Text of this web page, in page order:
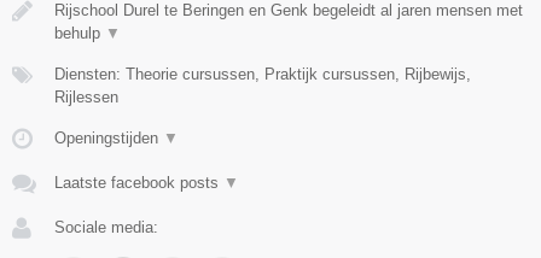
Rijschool Durel te Beringen en Genk begeleidt al jaren mensen met
behulp ▼
Diensten: Theorie cursussen, Praktijk cursussen, Rijbewijs,
Rijlessen
Openingstijden ▼
Laatste facebook posts ▼
Sociale media: